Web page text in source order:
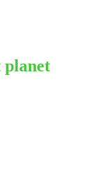
planet